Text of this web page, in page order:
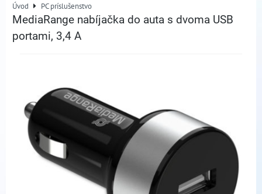
Úvod PC príslušenstvo
MediaRange nabíjačka do auta s dvoma USB
portami, 3,4 A